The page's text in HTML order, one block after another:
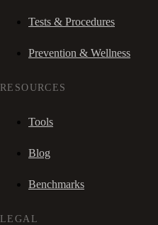
Tests & Procedures
Prevention & Wellness
RESOURCES
Tools
Blog
Benchmarks
LEGAL